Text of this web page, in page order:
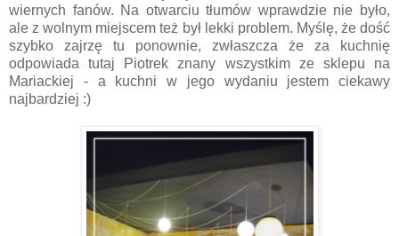
wiernych fanów. Na otwarciu tłumów wprawdzie nie było,
ale z wolnym miejscem też był lekki problem. Myślę, że dość
szybko zajrzę tu ponownie, zwłaszcza że za kuchnię
odpowiada tutaj Piotrek znany wszystkim ze sklepu na
Mariackiej - a kuchni w jego wydaniu jestem ciekawy
najbardziej :)